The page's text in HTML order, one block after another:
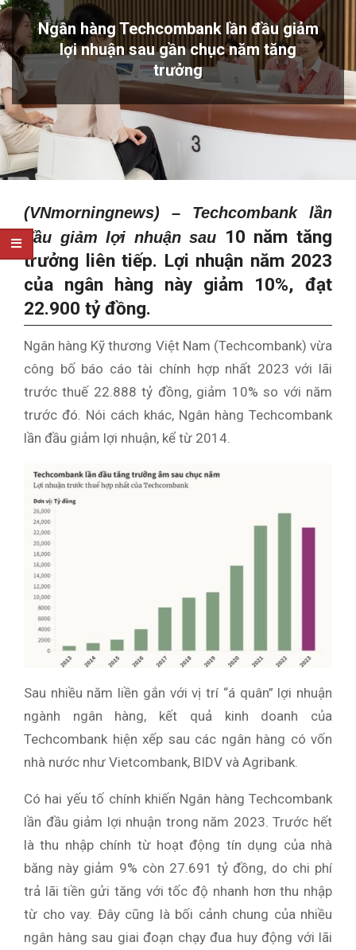
Ngân hàng Techcombank lần đầu giảm
lợi nhuận sau gần chục năm tăng
trưởng
(VNmorningnews) – Techcombank lần
đầu giảm lợi nhuận sau 10 năm tăng
trưởng liên tiếp. Lợi nhuận năm 2023
của ngân hàng này giảm 10%, đạt
22.900 tỷ đồng.
Ngân hàng Kỹ thương Việt Nam (Techcombank) vừa
công bố báo cáo tài chính hợp nhất 2023 với lãi
trước thuế 22.888 tỷ đồng, giảm 10% so với năm
trước đó. Nói cách khác, Ngân hàng Techcombank
lần đầu giảm lợi nhuận, kể từ 2014.
Sau nhiều năm liền gắn với vị trí “á quân” lợi nhuận
ngành ngân hàng, kết quả kinh doanh của
Techcombank hiện xếp sau các ngân hàng có vốn
nhà nước như Vietcombank, BIDV và Agribank.
Có hai yếu tố chính khiến Ngân hàng Techcombank
lần đầu giảm lợi nhuận trong năm 2023. Trước hết
là thu nhập chính từ hoạt động tín dụng của nhà
băng này giảm 9% còn 27.691 tỷ đồng, do chi phí
trả lãi tiền gửi tăng với tốc độ nhanh hơn thu nhập
từ cho vay. Đây cũng là bối cảnh chung của nhiều
ngân hàng sau giai đoạn chạy đua huy động với lãi